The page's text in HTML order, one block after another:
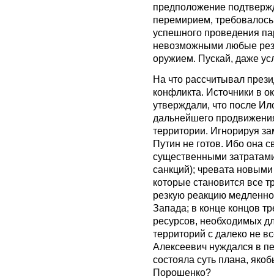
предположение
перемирием,
успешного проведения
невозможными любые
оружием. Пускай, даже
На что рассчитывал
конфликта. Источники в
утверждали, что после
дальнейшего
территории. Игнорируя
Путин не готов. Ибо она
существенными
санкций); чревата
которые становится все
резкую реакцию
Запада; в конце концов
ресурсов, необходимых
территорий с далеко не
Алексеевич нуждался в
состояла суть плана,
Порошенко?